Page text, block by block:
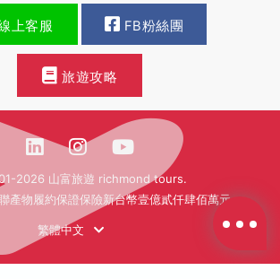
上客服 FB粉絲團
旅遊攻略
2026 山富旅遊 richmond tours.
產物履約保證保險新台幣壹億貳仟肆佰萬元
繁體中文